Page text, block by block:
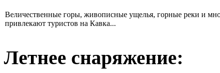
Величественные горы, живописные ущелья, горные реки и
привлекают туристов на Кавка...
Летнее снаряжение: